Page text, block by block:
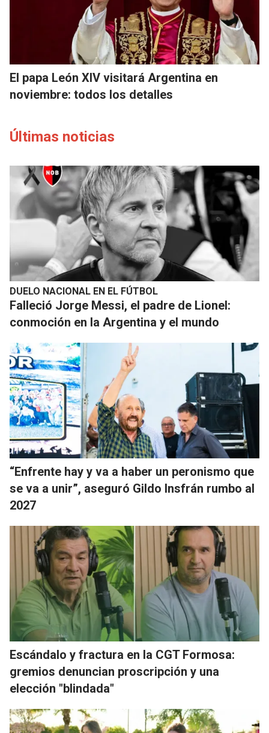
El papa León XIV visitará Argentina en
noviembre: todos los detalles
Últimas noticias
DUELO NACIONAL EN EL FÚTBOL
Falleció Jorge Messi, el padre de Lionel:
conmoción en la Argentina y el mundo
“Enfrente hay y va a haber un peronismo que
se va a unir”, aseguró Gildo Insfrán rumbo al
2027
Escándalo y fractura en la CGT Formosa:
gremios denuncian proscripción y una
elección "blindada"